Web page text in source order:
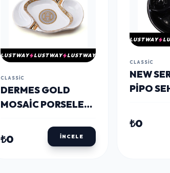
LUSTWAY LUSTWAY LUSTWAY
CLASSIC
DERMES GOLD
MOSAIC PORSELEN
KÜLLÜĞÜ 2LI
₺0 İNCELE
LUSTWAY
CLASSIC
NEW
PIPO
₺0